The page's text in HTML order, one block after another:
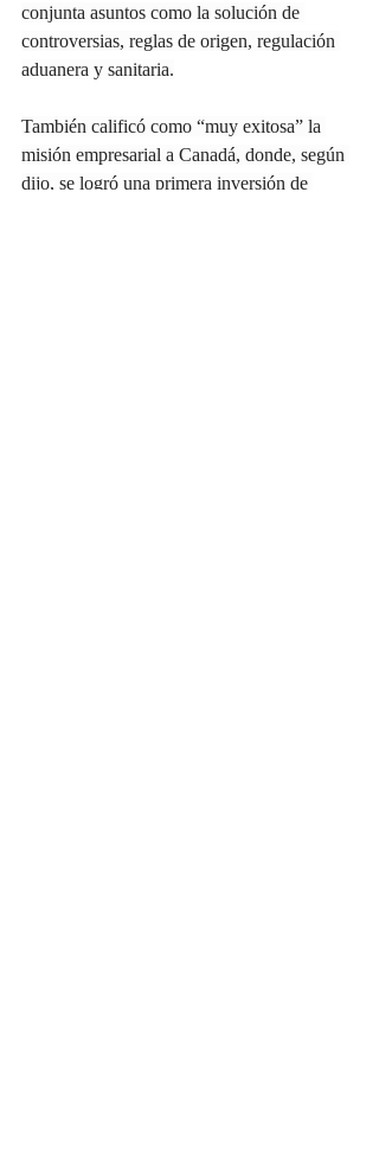
conjunta asuntos como la solución de
controversias, reglas de origen, regulación
aduanera y sanitaria.
También calificó como “muy exitosa” la
misión empresarial a Canadá, donde, según
dijo, se logró una primera inversión de